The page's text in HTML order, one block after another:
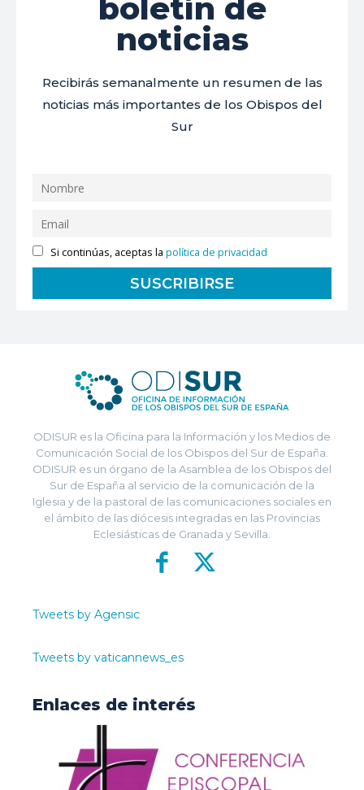
boletín de
noticias
Recibirás semanalmente un resumen de las
noticias más importantes de los Obispos del
Sur
Si continúas, aceptas lapolítica de privacidad
ODISUR es la Oficina para la Información y los Medios de
Comunicación Social de los Obispos del Sur de España.
ODISUR es un órgano de la Asamblea de los Obispos del
Sur de España al servicio de la comunicación de la
Iglesia y de la pastoral de las comunicaciones sociales en
el ámbito de las diócesis integradas en las Provincias
Eclesiásticas de Granada y Sevilla.
Tweets by Agensic
Tweets by vaticannews_es
Enlaces de interés